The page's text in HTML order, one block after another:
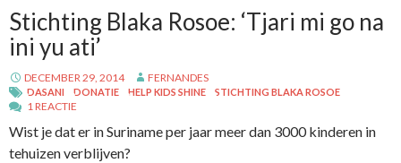
Stichting Blaka Rosoe: ‘Tjari mi go na
ini yu ati’
DECEMBER 29, 2014 FERNANDES
DASANI DONATIE HELP KIDS SHINE STICHTING BLAKA ROSOE
1 REACTIE
Wist je dat er in Suriname per jaar meer dan 3000 kinderen in
tehuizen verblijven?